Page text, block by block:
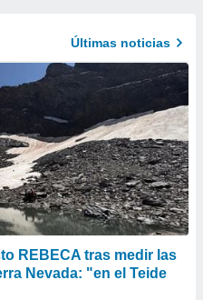
Últimas noticias
REBECA tras medir las
Nevada: "en el Teide